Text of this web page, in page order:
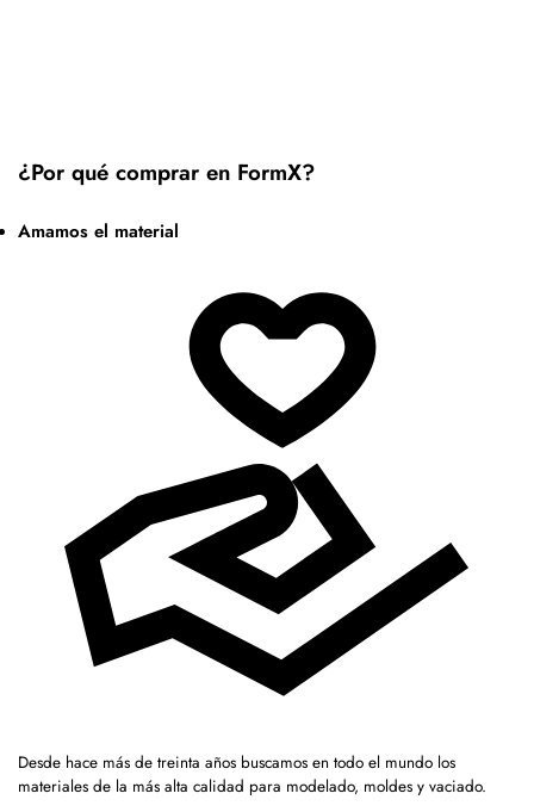
¿Por qué comprar en FormX?
Amamos el material
Desde hace más de treinta años buscamos en todo el mundo los
materiales de la más alta calidad para modelado, moldes y vaciado.